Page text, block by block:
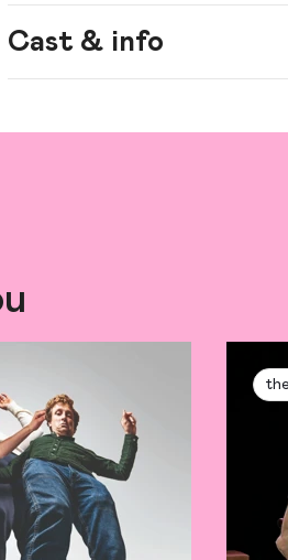
Cast & info